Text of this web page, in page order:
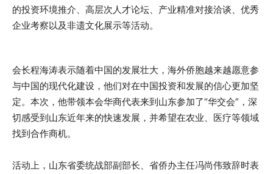
的投资环境推介、高层次人才论坛、产业精准对接洽谈、优秀
企业考察以及非遗文化展示等活动。
会长程海涛表示随着中国的发展壮大，海外侨胞越来越愿意参
与中国的现代化建设，他们对在中国投资和发展的信心更加坚
定。本次，他带领本会华商代表来到山东参加了“华交会”，深
切感受到山东近年来的快速发展，并希望在农业、医疗等领域
找到合作商机。
活动上，山东省委统战部副部长、省侨办主任冯尚伟致辞时表